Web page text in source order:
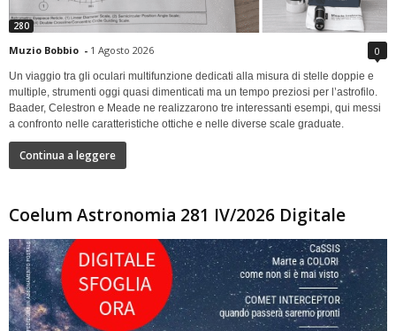
280
Muzio Bobbio - 1 Agosto 2026 0
Un viaggio tra gli oculari multifunzione dedicati alla misura di stelle doppie e
multiple, strumenti oggi quasi dimenticati ma un tempo preziosi per l’astrofilo.
Baader, Celestron e Meade ne realizzarono tre interessanti esempi, qui messi
a confronto nelle caratteristiche ottiche e nelle diverse scale graduate.
Continua a leggere
Coelum Astronomia 281 IV/2026 Digitale